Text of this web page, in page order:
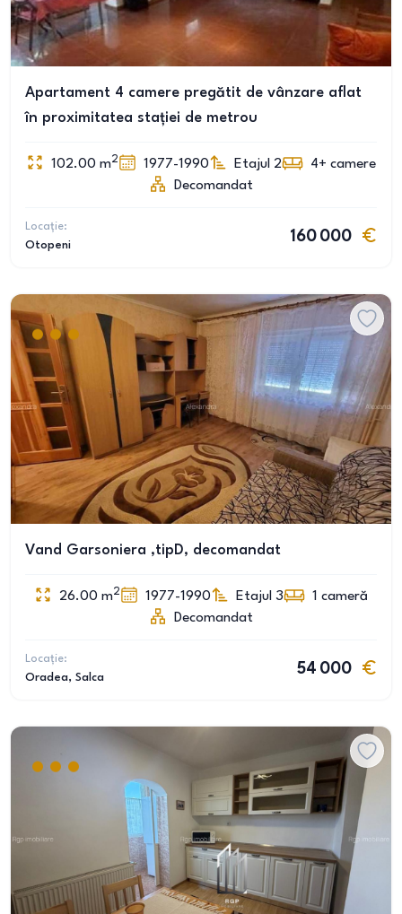
Apartament 4 camere pregătit de vânzare aflat
în proximitatea stației de metrou
102.00 m2 1977-1990 Etajul 2 4+ camere
Decomandat
Locație:
Otopeni
160 000
Vand Garsoniera ,tipD, decomandat
26.00 m2 1977-1990 Etajul 3 1 cameră
Decomandat
Locație:
Oradea, Salca
54 000